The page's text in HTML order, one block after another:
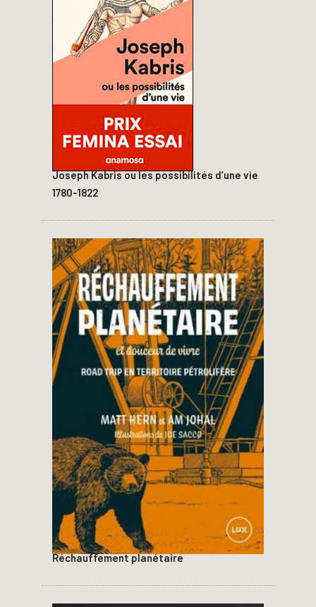
Joseph Kabris ou les possibilités d’une vie
1780-1822
Réchauffement planétaire